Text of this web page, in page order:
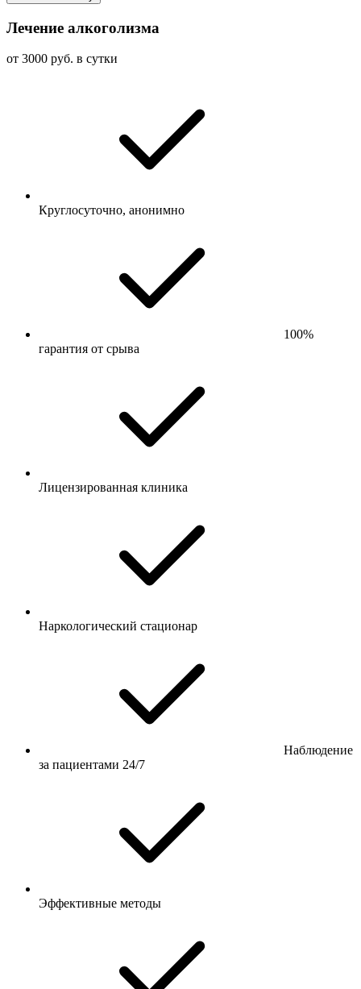
Лечение алкоголизма
от 3000 руб. в сутки
Круглосуточно, анонимно
100%
гарантия от срыва
Лицензированная клиника
Наркологический стационар
Наблюдение
за пациентами 24/7
Эффективные методы